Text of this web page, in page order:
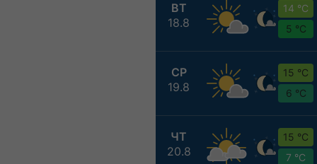
ВТ
18.8
14 °C
5 °C
СР
19.8
15 °C
6 °C
ЧТ
20.8
15 °C
7 °C